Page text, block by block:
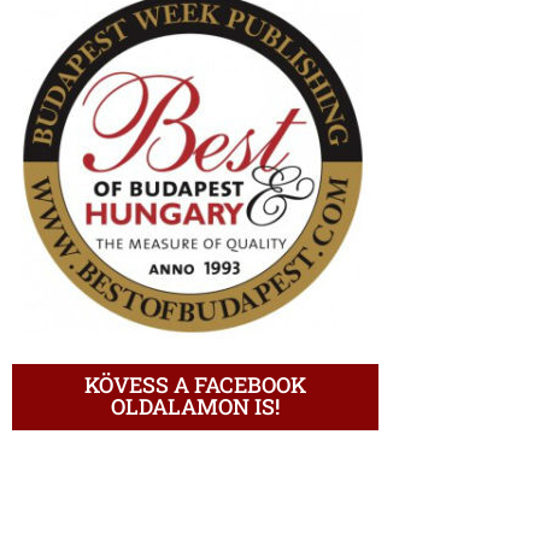
KÖVESS A FACEBOOK
OLDALAMON IS!